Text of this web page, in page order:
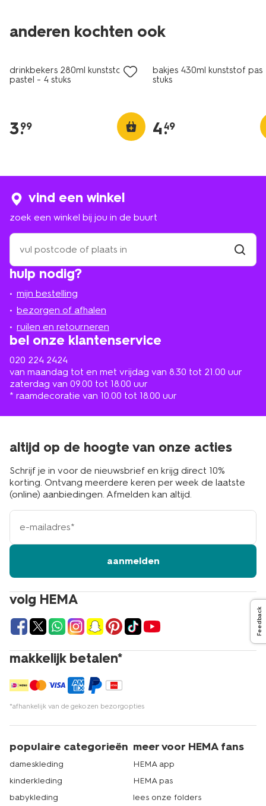
anderen kochten ook
drinkbekers 280ml kunststof
pastel - 4 stuks
3.
99
bakjes 430ml kunststof
stuks
4.
49
hulp nodig?
mijn bestelling
bezorgen of afhalen
ruilen en retourneren
bel onze klantenservice
020 224 2424
van maandag tot en met vrijdag van 8.30 tot 21.00 uur
zaterdag van 09.00 tot 18.00 uur
* raamdecoratie van 10.00 tot 18.00 uur
vind een winkel
zoek een winkel bij jou in de buurt
zoek
een
winkel
bij
in
de
buurt
volg HEMA
makkelijk betalen*
*afhankelijk van de gekozen bezorgopties
altijd op de hoogte van onze acties
Schrijf je in voor de nieuwsbrief en krijg direct 10%
korting. Ontvang meerdere keren per week de laatste
(online) aanbiedingen. Afmelden kan altijd.
e-
mailadres
aanmelden
populaire categorieën
dameskleding
kinderkleding
babykleding
meer voor HEMA fans
HEMA app
HEMA pas
lees onze folders
Feedback